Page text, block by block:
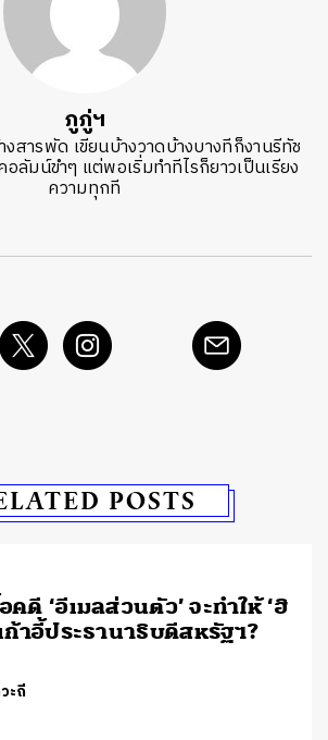
ภูภู่ฯ
สารพัด เขียนบ้างวาดบ้างบางทีก็งานรีทัช
ลัมน์ขำๆ แต่พอเริ่มทำทีไรก็ยาวเป็นเรียง
ความทุกที
POSTS
ดี ‘อีเมลส่วนตัว’ จะทำให้ ‘ฮิ
าอี้ประธานาธิบดีสหรัฐฯ?
ะถี